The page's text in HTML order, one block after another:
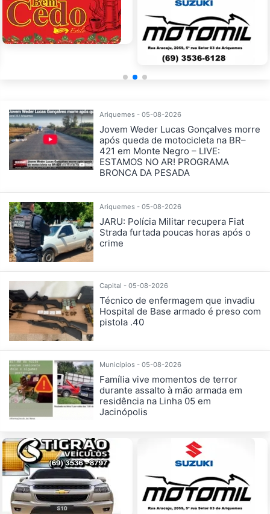
Ariquemes - 05-08-2026
Jovem Weder Lucas Gonçalves morre
após queda de motocicleta na BR–
421 em Monte Negro – LIVE:
ESTAMOS NO AR! PROGRAMA
BRONCA DA PESADA
Ariquemes - 05-08-2026
JARU: Polícia Militar recupera Fiat
Strada furtada poucas horas após o
crime
Capital - 05-08-2026
Técnico de enfermagem que invadiu
Hospital de Base armado é preso com
pistola .40
Municípios - 05-08-2026
Família vive momentos de terror
durante assalto à mão armada em
residência na Linha 05 em
Jacinópolis